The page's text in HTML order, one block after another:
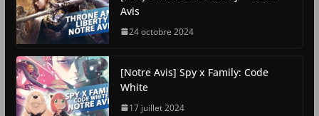
Avis
24 octobre 2024
[Notre Avis] Spy x Family: Code
White
17 juillet 2024